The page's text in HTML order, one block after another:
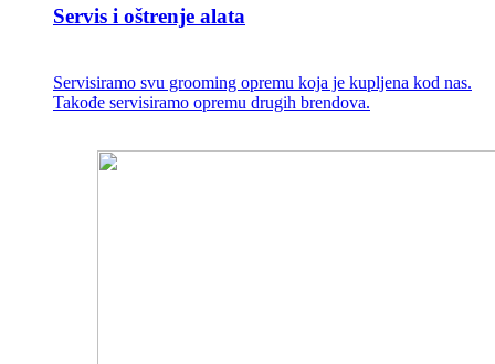
Servis i oštrenje alata
Servisiramo svu grooming opremu koja je kupljena kod nas.
Takođe servisiramo opremu drugih brendova.